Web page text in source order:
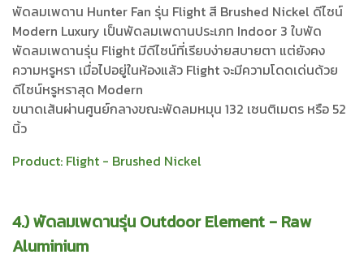
พัดลมเพดาน Hunter Fan รุ่น Flight สี Brushed Nickel ดีไซน์
Modern Luxury เป็นพัดลมเพดานประเภท Indoor 3 ใบพัด
พัดลมเพดานรุ่น Flight มีดีไซน์ที่เรียบง่ายสบายตา แต่ยังคง
ความหรูหรา เมื่อไปอยู่ในห้องแล้ว Flight จะมีความโดดเด่นด้วย
ดีไซน์หรูหราสุด Modern
ขนาดเส้นผ่านศูนย์กลางขณะพัดลมหมุน 132 เซนติเมตร หรือ 52
นิ้ว
Product: Flight - Brushed Nickel
4.) พัดลมเพดานรุ่น Outdoor Element - Raw
Aluminium